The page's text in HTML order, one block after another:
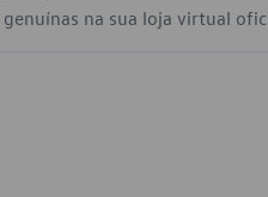
genuínas na sua loja virtual